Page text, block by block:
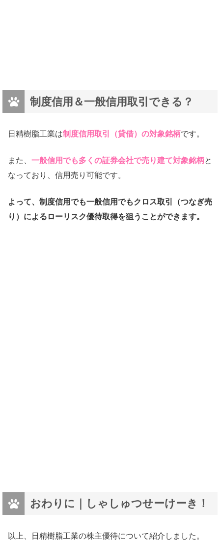
制度信用＆一般信用取引できる？
日精樹脂工業は制度信用取引（貸借）の対象銘柄です。
また、 一般信用でも多くの証券会社で売り建て対象銘柄と
なっており、信用売り可能です。
よって、制度信用でも一般信用でもクロス取引（つなぎ売
り）によるローリスク優待取得を狙うことができます。
おわりに｜しゃしゅつせーけーき！
以上、日精樹脂工業の株主優待について紹介しました。